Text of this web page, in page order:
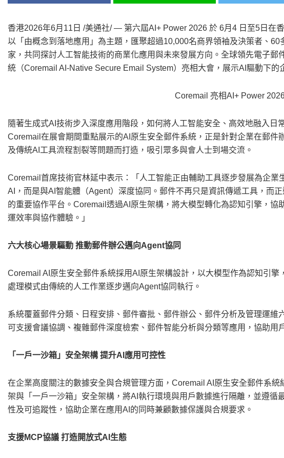
香港2026年6月11日 /美通社/ — 第六屆AI+ Power 2026 於 6月4 日至5日在
以「由概念到落地應用」為主題，匯聚超過10,000名商界領袖及決策者、
家，共同探討人工智能技術的商業化應用與未來發展方向。全球領先電子
統（Coremail AI-Native Secure Email System）亮相大會，展示AI驅動下的
Coremail 亮相AI+ Power
隨著生成式AI技術步入深度應用階段，如何將人工智能安全、高效地融入日
Coremail在展會期間重點展示的AI原生安全郵件系統，正是針對企業在郵件
及傳統AI工具流程割裂等問題而打造，吸引眾多與會人士到場交流。
Coremail首席技術官林延中表示：「人工智能正由輔助工具逐步發展為企業
AI，而是與AI智能體（Agent）深度協同。郵件不再只是資訊傳遞工具，而
的重要協作平台。Coremail透過AI原生架構，將大模型轉化為認知引擎，協
運效率與協作體驗。」
六大核心場景驅動 推動郵件辦公邁向Agent協同
Coremail AI原生安全郵件系統採用AI原生架構設計，以大模型作為認知引
處理模式由傳統的人工作業逐步邁向Agent協同執行。
系統覆蓋郵件分類、日程安排、郵件審批、郵件辦公、郵件分析及管理運維
可支援會議協調、複雜郵件深度檢索、郵件智能分析與分類等應用，協助用
「一戶一沙箱」安全架構 提升AI應用可控性
在企業高度關注的數據安全與合規管理方面，Coremail AI原生安全郵件系
架與「一戶一沙箱」安全架構，將AI執行環境與用戶數據進行隔離，並遵循
性及可追蹤性，協助企業在應用AI的同時兼顧數據保護與合規要求。
支援MCP協議 打造開放式AI生態